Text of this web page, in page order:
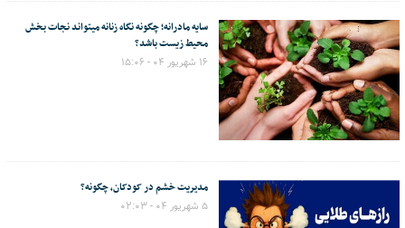
سایه مادرانه؛ چگونه نگاه زنانه میتواند نجات بخش
محیط زیست باشد؟
۱۶ شهریور ۰۴ - ۱۵:۰۶
مدیریت خشم در کودکان، چگونه؟
۵ شهریور ۰۴ - ۰۲:۰۳